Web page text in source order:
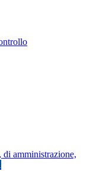
amministrazione,